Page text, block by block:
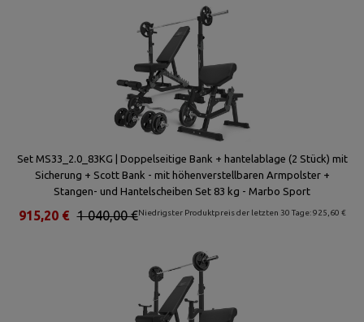
Set MS33_2.0_83KG | Doppelseitige Bank + hantelablage (2 Stück) mit
Sicherung + Scott Bank - mit höhenverstellbaren Armpolster +
Stangen- und Hantelscheiben Set 83 kg - Marbo Sport
Niedrigster Produktpreis der letzten 30 Tage: 925,60 €
1 040,00 €
915,20 €